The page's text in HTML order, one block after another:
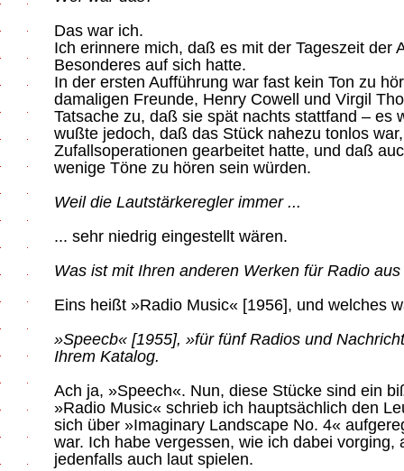
Das war ich.
Ich erinnere mich, daß es mit der Tageszeit der
Besonderes auf sich hatte.
In der ersten Aufführung war fast kein Ton zu
damaligen Freunde, Henry Cowell und Virgil
Tatsache zu, daß sie spät nachts stattfand – es
wußte jedoch, daß das Stück nahezu tonlos
Zufallsoperationen gearbeitet hatte, und daß
wenige Töne zu hören sein würden.
Weil die Lautstärkeregler immer ...
... sehr niedrig eingestellt wären.
Was ist mit Ihren anderen Werken für Radio
Eins heißt »Radio Music« [1956], und welches
»Speecb« [1955], »für fünf Radios und
Ihrem Katalog.
Ach ja, »Speech«. Nun, diese Stücke sind ein
»Radio Music« schrieb ich hauptsächlich den
sich über »Imaginary Landscape No. 4«
war. Ich habe vergessen, wie ich dabei vorging,
jedenfalls auch laut spielen.